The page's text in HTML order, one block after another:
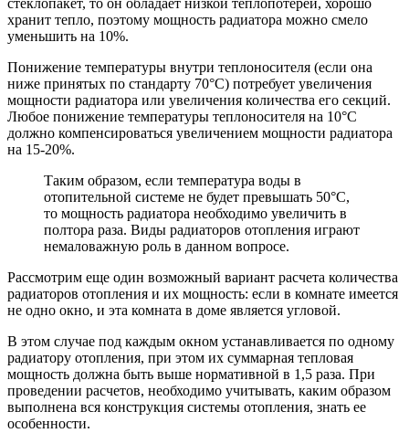
стеклопакет, то он обладает низкой теплопотерей, хорошо
хранит тепло, поэтому мощность радиатора можно смело
уменьшить на 10%.
Понижение температуры внутри теплоносителя (если она
ниже принятых по стандарту 70°C) потребует увеличения
мощности радиатора или увеличения количества его секций.
Любое понижение температуры теплоносителя на 10°C
должно компенсироваться увеличением мощности радиатора
на 15-20%.
Таким образом, если температура воды в
отопительной системе не будет превышать 50°C,
то мощность радиатора необходимо увеличить в
полтора раза. Виды радиаторов отопления играют
немаловажную роль в данном вопросе.
Рассмотрим еще один возможный вариант расчета количества
радиаторов отопления и их мощность: если в комнате имеется
не одно окно, и эта комната в доме является угловой.
В этом случае под каждым окном устанавливается по одному
радиатору отопления, при этом их суммарная тепловая
мощность должна быть выше нормативной в 1,5 раза. При
проведении расчетов, необходимо учитывать, каким образом
выполнена вся конструкция системы отопления, знать ее
особенности.